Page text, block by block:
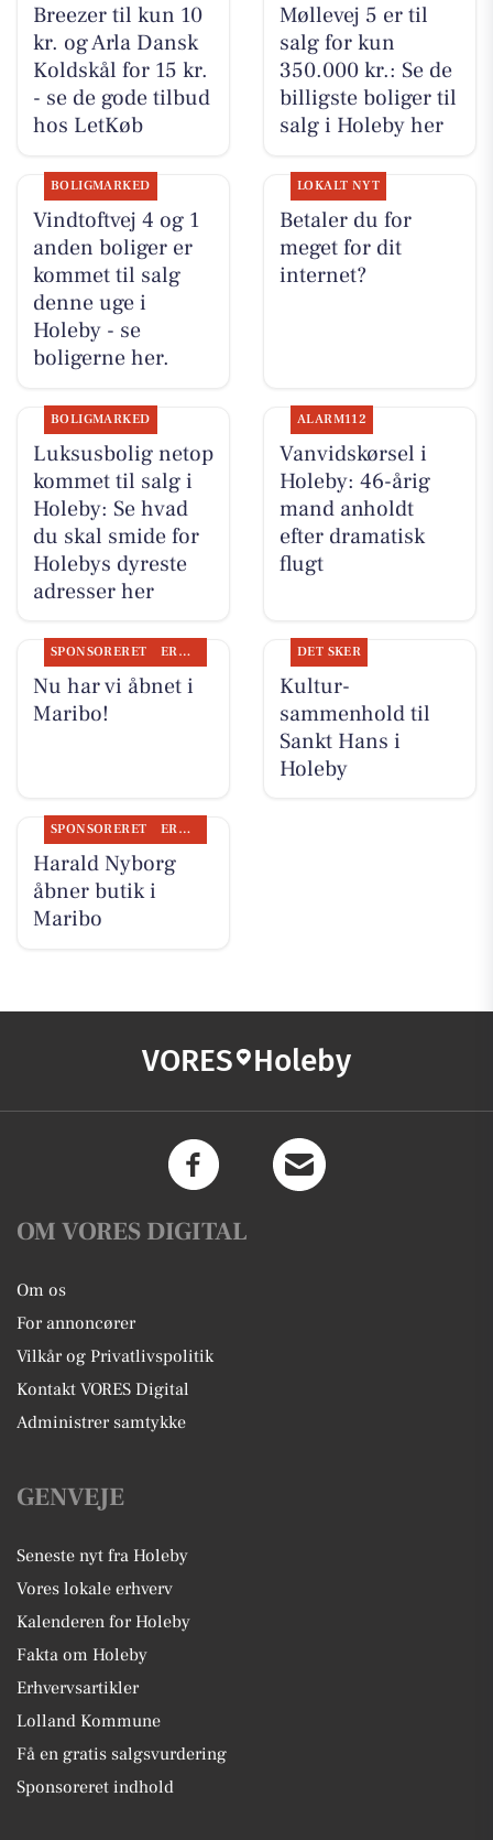
Breezer til kun 10
kr. og Arla Dansk
Koldskål for 15 kr.
- se de gode tilbud
hos LetKøb
Møllevej 5 er til
salg for kun
350.000 kr.: Se de
billigste boliger til
salg i Holeby her
BOLIGMARKED
Vindtoftvej 4 og 1
anden boliger er
kommet til salg
denne uge i
Holeby - se
boligerne her.
LOKALT NYT
Betaler du for
meget for dit
internet?
BOLIGMARKED
Luksusbolig netop
kommet til salg i
Holeby: Se hvad
du skal smide for
Holebys dyreste
adresser her
ALARM112
Vanvidskørsel i
Holeby: 46-årig
mand anholdt
efter dramatisk
flugt
SPONSORERET ERHVERV
Nu har vi åbnet i
Maribo!
DET SKER
Kultur-
sammenhold til
Sankt Hans i
Holeby
SPONSORERET ERHVERV
Harald Nyborg
åbner butik i
Maribo
VORES Holeby
OM VORES DIGITAL
Om os
For annoncører
Vilkår og Privatlivspolitik
Kontakt VORES Digital
Administrer samtykke
GENVEJE
Seneste nyt fra Holeby
Vores lokale erhverv
Kalenderen for Holeby
Fakta om Holeby
Erhvervsartikler
Lolland Kommune
Få en gratis salgsvurdering
Sponsoreret indhold